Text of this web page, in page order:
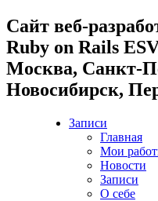
Cайт веб-
Ruby on Rails
Москва, Санкт-
Новосибирск,
Записи
Главная
Мои
Новости
Записи
О себе